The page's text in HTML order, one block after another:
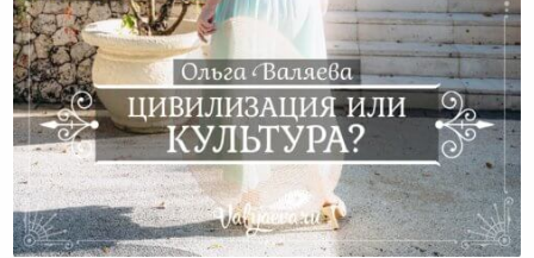
Цивилизация Или Культура?